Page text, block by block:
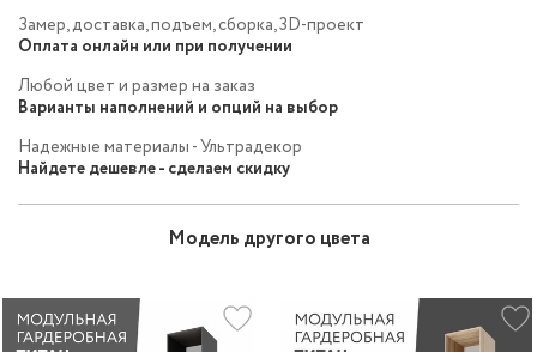
Замер, доставка, подъем, сборка, 3D-проект
Оплата онлайн или при получении
Любой цвет и размер на заказ
Варианты наполнений и опций на выбор
Надежные материалы - Ультрадекор
Найдете дешевле - сделаем скидку
Модель другого цвета